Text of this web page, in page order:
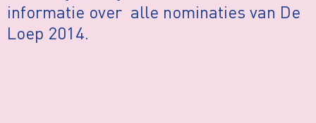
informatie over alle nominaties van De
Loep 2014.